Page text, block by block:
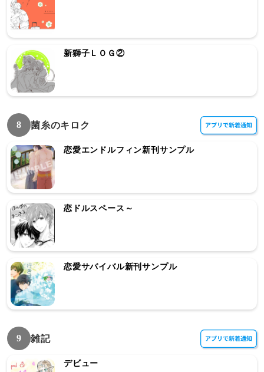
新獅子ＬＯＧ②
8 菌糸のキロク
恋愛エンドルフィン新刊サンプル
恋ドルスペース～
恋愛サバイバル新刊サンプル
9 雑記
デビュー